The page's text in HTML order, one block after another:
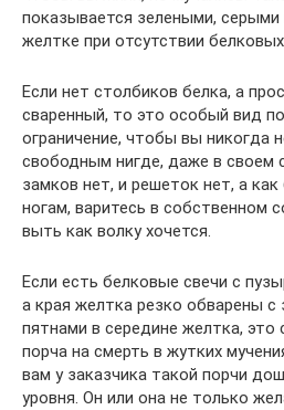
показывается зелеными,
желтке при отсутствии
Если нет столбиков белка, а
сваренный, то это особый вид
ограничение, чтобы вы никогда
свободным нигде, даже в своем
замков нет, и решеток нет, а
ногам, варитесь в собственном
выть как волку хочется.
Если есть белковые свечи с
а края желтка резко обварены
пятнами в середине желтка, это
порча на смерть в жутких
вам у заказчика такой порчи
уровня. Он или она не только